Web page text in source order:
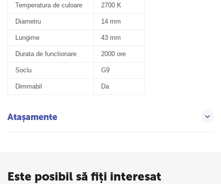
Temperatura de culoare 2700 K
Diametru 14 mm
Lungime 43 mm
Durata de functionare 2000 ore
Soclu G9
Dimmabil Da
Atașamente
Este posibil să fiți interesat